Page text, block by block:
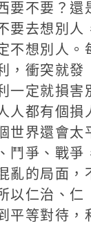
要不要？還
要去想別人
不想別人。
，衝突就發
一定就損害
人都有個損
世界還會太
鬥爭、戰爭
亂的局面，
以仁治、仁
平等對待，